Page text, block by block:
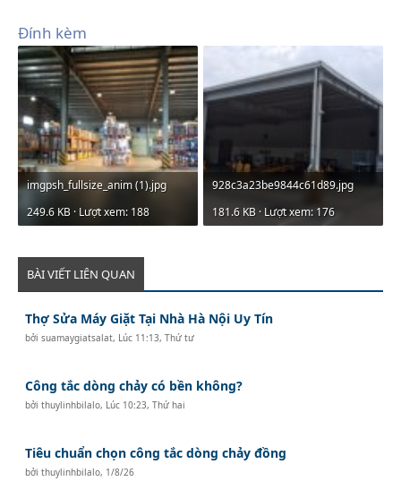
Đính kèm
imgpsh_fullsize_anim (1).jpg
249.6 KB · Lượt xem: 188
928c3a23be9844c61d89.jpg
181.6 KB · Lượt xem: 176
BÀI VIẾT LIÊN QUAN
Thợ Sửa Máy Giặt Tại Nhà Hà Nội Uy Tín
bởisuamaygiatsalat, Lúc 11:13, Thứ tư
Công tắc dòng chảy có bền không?
bởithuylinhbilalo, Lúc 10:23, Thứ hai
Tiêu chuẩn chọn công tắc dòng chảy đồng
bởithuylinhbilalo, 1/8/26